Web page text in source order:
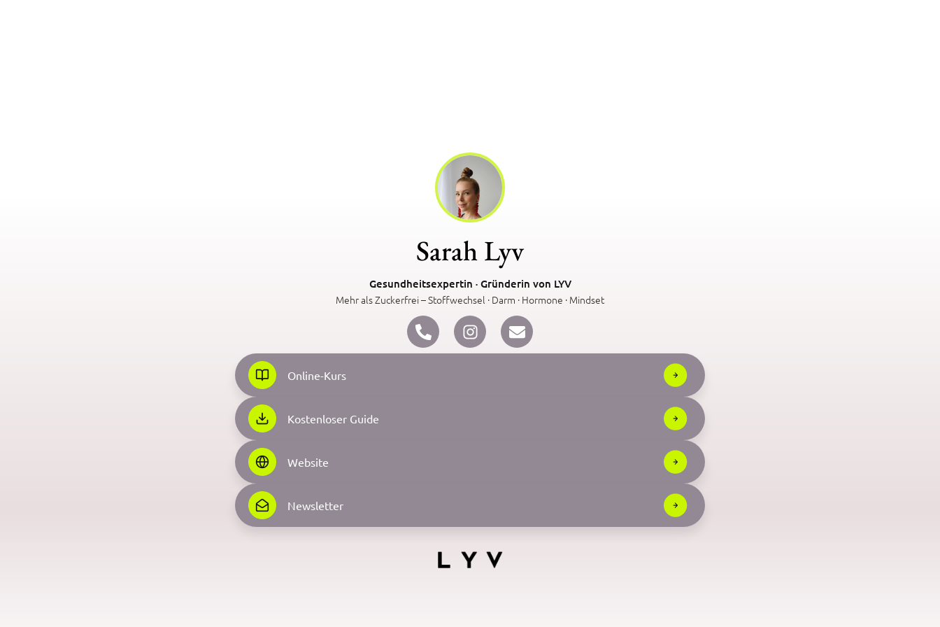
Sarah Lyv
Gesundheitsexpertin · Gründerin von LYV
Mehr als Zuckerfrei – Stoffwechsel · Darm · Hormone · Mindset
Online-Kurs
Kostenloser Guide
Website
Newsletter